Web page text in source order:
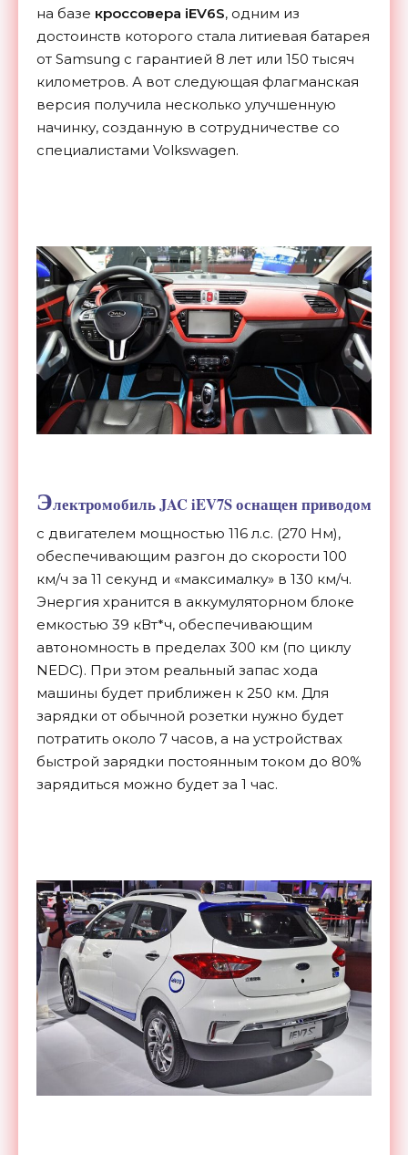
на базе кроссовера iEV6S, одним из
достоинств которого стала литиевая батарея
от Samsung с гарантией 8 лет или 150 тысяч
километров. А вот следующая флагманская
версия получила несколько улучшенную
начинку, созданную в сотрудничестве со
специалистами Volkswagen.
Электромобиль JAC iEV7S оснащен приводом
с двигателем мощностью 116 л.с. (270 Нм),
обеспечивающим разгон до скорости 100
км/ч за 11 секунд и «максималку» в 130 км/ч.
Энергия хранится в аккумуляторном блоке
емкостью 39 кВт*ч, обеспечивающим
автономность в пределах 300 км (по циклу
NEDC). При этом реальный запас хода
машины будет приближен к 250 км. Для
зарядки от обычной розетки нужно будет
потратить около 7 часов, а на устройствах
быстрой зарядки постоянным током до 80%
зарядиться можно будет за 1 час.